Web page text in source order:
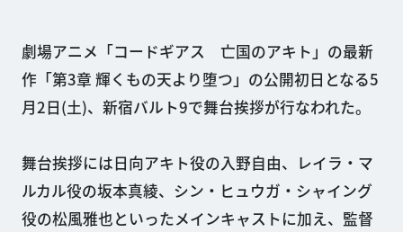
劇場アニメ「コードギアス 亡国のアキト」の最新
作「第3章 輝くもの天より堕つ」の公開初日となる5
月2日(土)、新宿バルト9で舞台挨拶が行なわれた。
舞台挨拶には日向アキト役の入野自由、レイラ・マ
ルカル役の坂本真綾、シン・ヒュウガ・シャイング
役の松風雅也といったメインキャストに加え、監督